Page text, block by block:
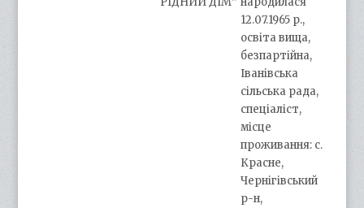
12.07.1965 р.,
освіта вища,
безпартійна,
Іванівська
сільська рада,
спеціаліст,
місце
проживання: с.
Красне,
Чернігівський
р-н,